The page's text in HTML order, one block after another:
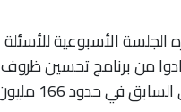
بنسبة ارتفاع تتجاوز 138 في المائة.